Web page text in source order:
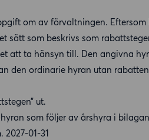
om av förvaltningen.
sätt som beskrivs som
att ta hänsyn till. Den angivna
den ordinarie hyran utan
ut.
som följer av årshyra i
01-31